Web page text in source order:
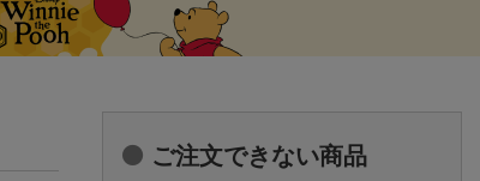
楽天チケット
ご注文できない商品